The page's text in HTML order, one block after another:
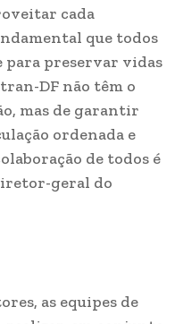
cada
que todos
para preservar vidas
DF não têm o
mas de garantir
ordenada e
de todos é
geral do
as equipes de